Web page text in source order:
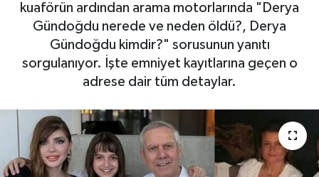
kuaförün ardından arama motorlarında "Derya
Gündoğdu nerede ve neden öldü?, Derya
Gündoğdu kimdir?" sorusunun yanıtı
sorgulanıyor. İşte emniyet kayıtlarına geçen o
adrese dair tüm detaylar.
MAGAZİN
BÖLGE
KEŞFET
Haber Arşivi